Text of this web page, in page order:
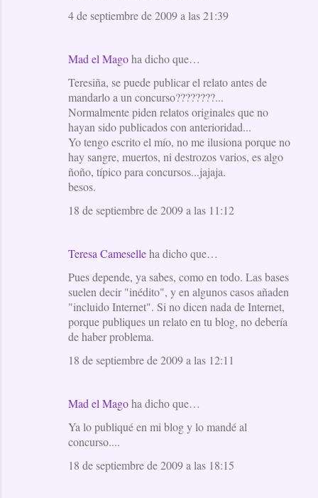
4 de septiembre de 2009 a las 21:39
Mad el Magoha dicho que…
Teresiña, se puede publicar el relato antes de
mandarlo a un concurso????????...
Normalmente piden relatos originales que no
hayan sido publicados con anterioridad...
Yo tengo escrito el mío, no me ilusiona porque no
hay sangre, muertos, ni destrozos varios, es algo
ñoño, típico para concursos...jajaja.
besos.
18 de septiembre de 2009 a las 11:12
Teresa Cameselleha dicho que…
Pues depende, ya sabes, como en todo. Las bases
suelen decir "inédito", y en algunos casos añaden
"incluido Internet". Si no dicen nada de Internet,
porque publiques un relato en tu blog, no debería
de haber problema.
18 de septiembre de 2009 a las 12:11
Mad el Magoha dicho que…
Ya lo publiqué en mi blog y lo mandé al
concurso....
18 de septiembre de 2009 a las 18:15